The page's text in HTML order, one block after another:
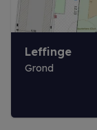
Leffinge
Grond